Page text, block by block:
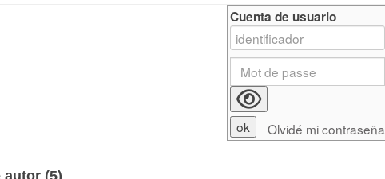
autor (5)
Cuenta de usuario
Olvidé mi contraseña